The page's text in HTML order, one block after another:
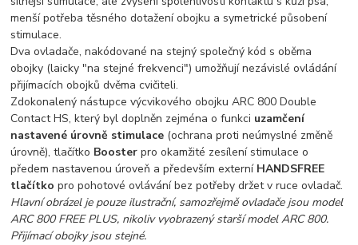
menší potřeba těsného dotažení obojku a symetrické působení
stimulace.
Dva ovladače, nakódované na stejný společný kód s oběma
obojky (laicky "na stejné frekvenci") umožňují nezávislé ovládání
přijímacích obojků dvěma cvičiteli.
Zdokonalený nástupce výcvikového obojku ARC 800 Double
Contact HS, který byl doplněn zejména o funkci uzamčení
nastavené úrovně stimulace (ochrana proti neúmyslné změně
úrovně), tlačítko Booster pro okamžité zesílení stimulace o
předem nastavenou úroveň a především externí HANDSFREE
tlačítko pro pohotové ovlávání bez potřeby držet v ruce ovladač.
Hlavní obrázel je pouze ilustrační, samozřejmě ovladače jsou model
ARC 800 FREE PLUS, nikoliv vyobrazený starší model ARC 800.
Přijímací obojky jsou stejné.